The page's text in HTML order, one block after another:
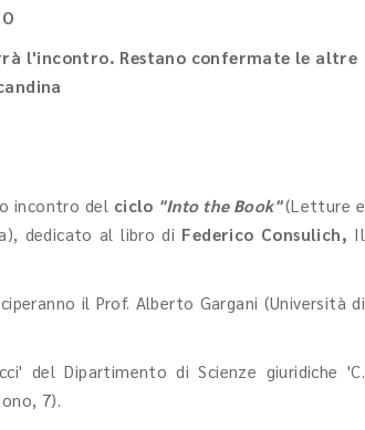
l'incontro. Restano confermate le altre
incontro del ciclo "Into the Book"(Letture e
dedicato al libro di Federico Consulich, Il
il Prof. Alberto Gargani (Università di
del Dipartimento di Scienze giuridiche 'C.
7).